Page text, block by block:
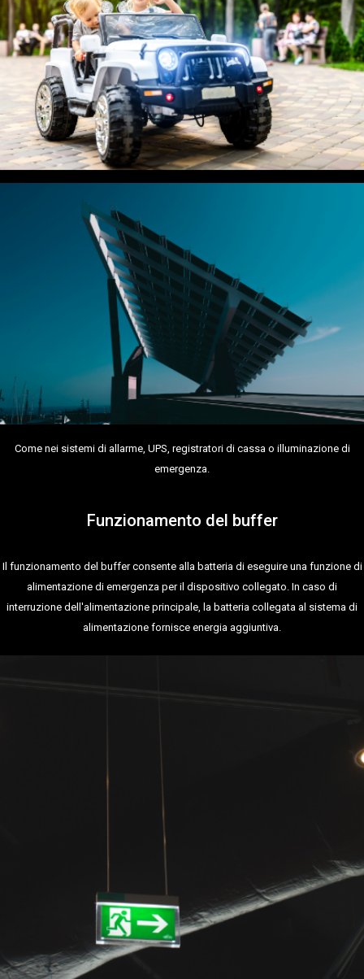
Come nei sistemi di allarme, UPS, registratori di cassa o illuminazione di
emergenza.
Funzionamento del buffer
Il funzionamento del buffer consente alla batteria di eseguire una funzione di
alimentazione di emergenza per il dispositivo collegato. In caso di
interruzione dell'alimentazione principale, la batteria collegata al sistema di
alimentazione fornisce energia aggiuntiva.